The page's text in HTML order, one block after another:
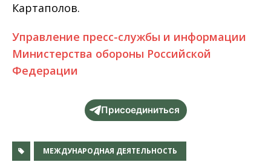
Картаполов.
Управление пресс-службы и информации
Министерства обороны Российской
Федерации
Присоединиться
МЕЖДУНАРОДНАЯ ДЕЯТЕЛЬНОСТЬ